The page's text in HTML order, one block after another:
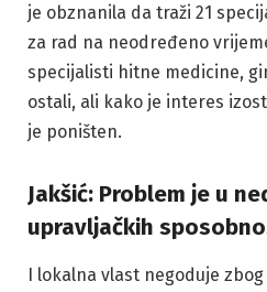
je obznanila da traži 21
za rad na neodređeno
specijalisti hitne medicine,
ostali, ali kako je interes
je poništen.
Jakšić: Problem je u
upravljačkih
I lokalna vlast negoduje